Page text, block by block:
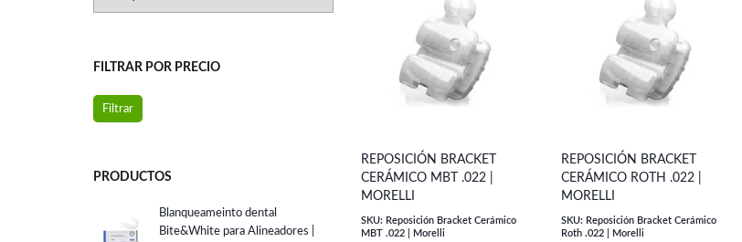
REPOSICIÓN BRACKET
CERÁMICO MBT .022 |
MORELLI
SKU: Reposición Bracket Cerámico
MBT .022 | Morelli
REPOSICIÓN BRACKET
CERÁMICO ROTH .022 |
MORELLI
SKU: Reposición Bracket Cerámico
Roth .022 | Morelli
FILTRAR POR PRECIO
Precio
Precio
Filtrar
PRODUCTOS
Blanqueameinto dental
Bite&White para Alineadores |